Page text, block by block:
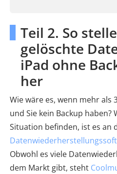
Teil 2. So
gelöschte
iPad ohne
her
Wie wäre es, wenn mehr als
und Sie kein Backup haben?
Situation befinden, ist es an
Obwohl es viele
dem Markt gibt, steht